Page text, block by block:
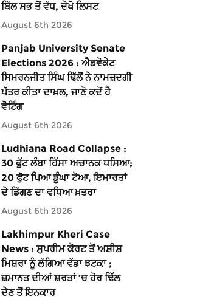
ਬਿੱਲ ਸਭ ਤੋਂ ਵੱਧ, ਦੇਖੋ ਲਿਸਟ
August 6th 2026
Panjab University Senate
Elections 2026 : ਐਡਵੋਕੇਟ
ਸਿਮਰਨਜੀਤ ਸਿੰਘ ਢਿੱਲੋਂ ਨੇ ਨਾਮਜ਼ਦਗੀ
ਪੱਤਰ ਕੀਤਾ ਦਾਖ਼ਲ, ਜਾਣੋ ਕਦੋਂ ਹੈ
ਵੋਟਿੰਗ
August 6th 2026
Ludhiana Road Collapse :
30 ਫੁੱਟ ਲੰਬਾ ਹਿੱਸਾ ਅਚਾਨਕ ਧਸਿਆ;
20 ਫੁੱਟ ਪਿਆ ਡੂੰਘਾ ਟੋਆ, ਇਮਾਰਤਾਂ
ਦੇ ਡਿੱਗਣ ਦਾ ਵਧਿਆ ਖ਼ਤਰਾ
August 6th 2026
Lakhimpur Kheri Case
News : ਸੁਪਰੀਮ ਕੋਰਟ ਤੋਂ ਅਸ਼ੀਸ਼
ਮਿਸ਼ਰਾ ਨੂੰ ਲੱਗਿਆ ਵੱਡਾ ਝਟਕਾ ;
ਜ਼ਮਾਨਤ ਦੀਆਂ ਸ਼ਰਤਾਂ ’ਚ ਹੋਰ ਢਿੱਲ
ਦੇਣ ਤੋਂ ਇਨਕਾਰ